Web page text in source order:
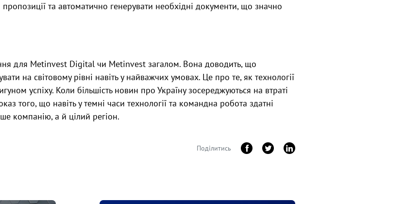
та автоматично генерувати необхідні документи, що значно
для Metinvest Digital чи Metinvest загалом. Вона доводить, що
на світовому рівні навіть у найважчих умовах. Це про те, як технології
успіху. Коли більшість новин про Україну зосереджуються на втраті
того, що навіть у темні часи технології та командна робота здатні
компанію, а й цілий регіон.
Поділитись